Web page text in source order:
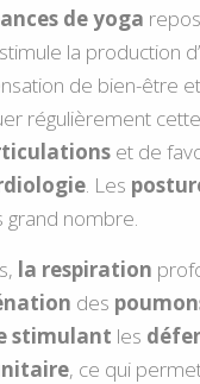
de yoga
la production d’
de bien-être
régulièrement cette
et de
. Les
grand nombre.
la respiration
des
stimulant les
, ce qui